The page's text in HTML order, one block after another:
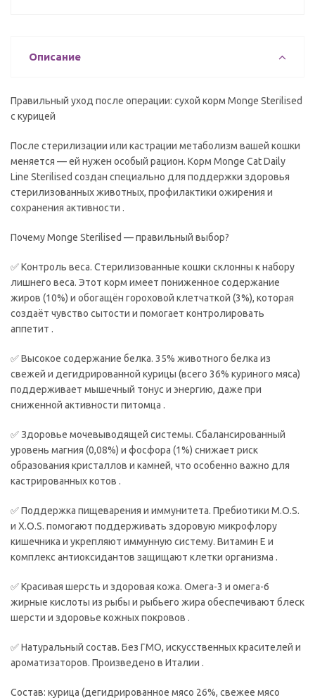
Описание
Правильный уход после операции: сухой корм Monge Sterilised
с курицей
После стерилизации или кастрации метаболизм вашей кошки
меняется — ей нужен особый рацион. Корм Monge Cat Daily
Line Sterilised создан специально для поддержки здоровья
стерилизованных животных, профилактики ожирения и
сохранения активности .
Почему Monge Sterilised — правильный выбор?
✅ Контроль веса. Стерилизованные кошки склонны к набору
лишнего веса. Этот корм имеет пониженное содержание
жиров (10%) и обогащён гороховой клетчаткой (3%), которая
создаёт чувство сытости и помогает контролировать
аппетит .
✅ Высокое содержание белка. 35% животного белка из
свежей и дегидрированной курицы (всего 36% куриного мяса)
поддерживает мышечный тонус и энергию, даже при
сниженной активности питомца .
✅ Здоровье мочевыводящей системы. Сбалансированный
уровень магния (0,08%) и фосфора (1%) снижает риск
образования кристаллов и камней, что особенно важно для
кастрированных котов .
✅ Поддержка пищеварения и иммунитета. Пребиотики M.O.S.
и X.O.S. помогают поддерживать здоровую микрофлору
кишечника и укрепляют иммунную систему. Витамин Е и
комплекс антиоксидантов защищают клетки организма .
✅ Красивая шерсть и здоровая кожа. Омега-3 и омега-6
жирные кислоты из рыбы и рыбьего жира обеспечивают блеск
шерсти и здоровье кожных покровов .
✅ Натуральный состав. Без ГМО, искусственных красителей и
ароматизаторов. Произведено в Италии .
Состав: курица (дегидрированное мясо 26%, свежее мясо